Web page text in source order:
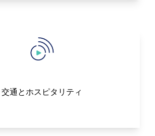
交通とホスピタリティ